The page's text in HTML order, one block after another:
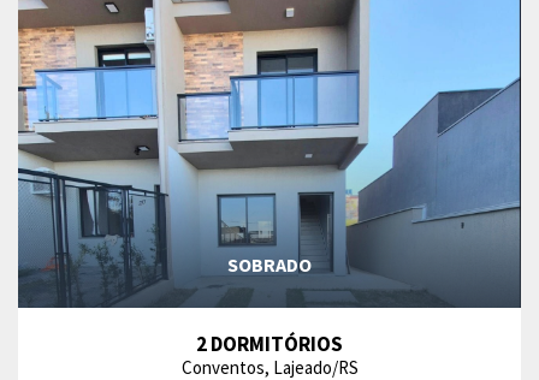
SOBRADO
2 DORMITÓRIOS
Conventos, Lajeado/RS